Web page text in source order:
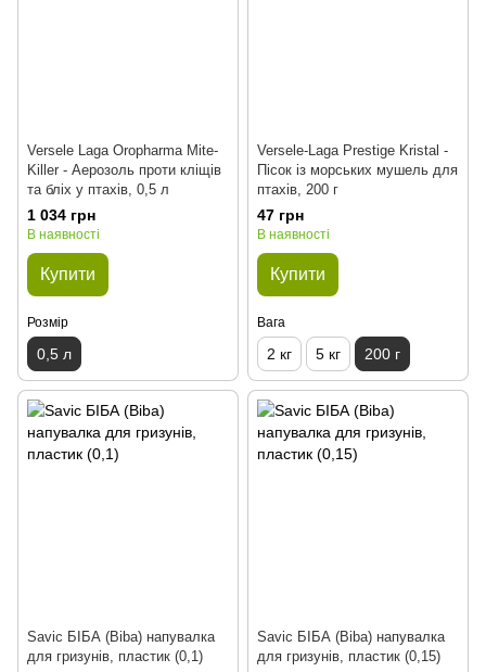
Versele Laga Oropharma Mite-
Killer - Аерозоль проти кліщів
та бліх у птахів, 0,5 л
1 034 грн
В наявності
Купити
Розмір
0,5 л
Versele-Laga Prestige Kristal -
Пісок із морських мушель для
птахів, 200 г
47 грн
В наявності
Купити
Вага
2 кг 5 кг 200 г
Savic БІБА (Biba) напувалка
для гризунів, пластик (0,1)
Savic БІБА (Biba) напувалка
для гризунів, пластик (0,15)